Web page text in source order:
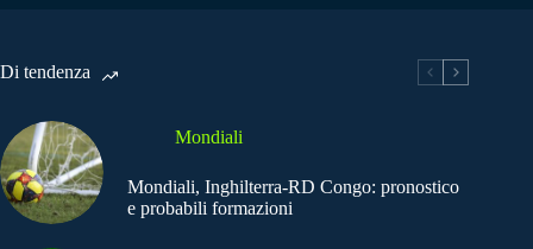
Di tendenza
Mondiali
Mondiali, Inghilterra-RD Congo: pronostico
e probabili formazioni